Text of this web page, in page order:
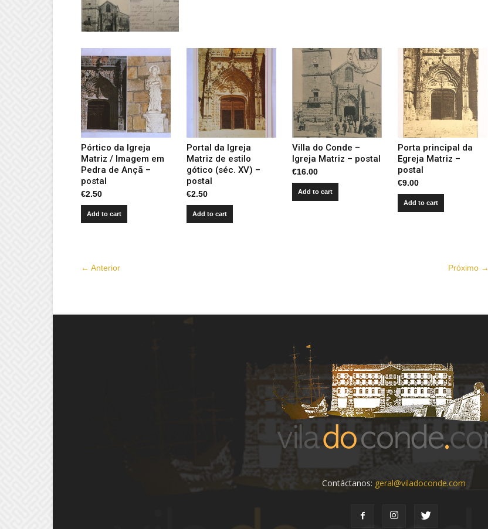
Pórtico da Igreja
Matriz / Imagem em
Pedra de Ançã –
postal
€2.50
Add to cart
Portal da Igreja
Matriz de estilo
gótico (séc. XV) –
postal
€2.50
Add to cart
Villa do Conde –
Igreja Matriz – postal
€16.00
Add to cart
Porta principal da
Egreja Matriz –
postal
€9.00
Add to cart
← Anterior Próximo →
Contáctanos: geral@viladoconde.com